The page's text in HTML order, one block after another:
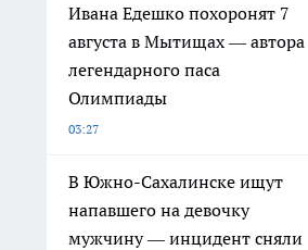
Ивана Едешко похоронят 7
августа в Мытищах — автора
легендарного паса
Олимпиады
03:27
В Южно-Сахалинске ищут
напавшего на девочку
мужчину — инцидент сняли